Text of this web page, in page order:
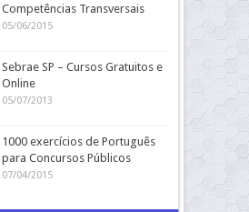
Competências Transversais
05/06/2015
Sebrae SP – Cursos Gratuitos e
Online
05/07/2013
1000 exercícios de Português
para Concursos Públicos
07/04/2015